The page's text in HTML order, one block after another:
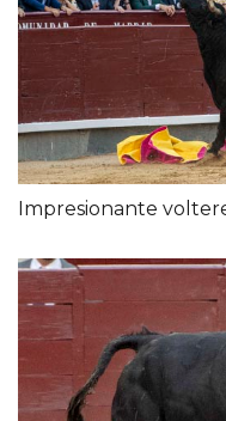
Impresionante